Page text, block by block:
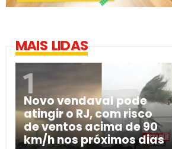
MAIS LIDAS
Novo vendaval pode
atingir o RJ, com risco
de ventos acima de 90
km/h nos próximos dias